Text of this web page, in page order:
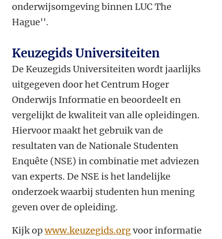
onderwijsomgeving binnen LUC The
Hague''.
Keuzegids Universiteiten
De Keuzegids Universiteiten wordt jaarlijks
uitgegeven door het Centrum Hoger
Onderwijs Informatie en beoordeelt en
vergelijkt de kwaliteit van alle opleidingen.
Hiervoor maakt het gebruik van de
resultaten van de Nationale Studenten
Enquête (NSE) in combinatie met adviezen
van experts. De NSE is het landelijke
onderzoek waarbij studenten hun mening
geven over de opleiding.
Kijk opwww.keuzegids.orgvoor informatie